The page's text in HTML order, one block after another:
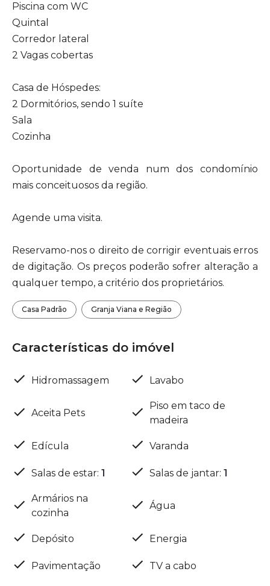
Piscina com WC
Quintal
Corredor lateral
2 Vagas cobertas
Casa de Hóspedes:
2 Dormitórios, sendo 1 suíte
Sala
Cozinha
Oportunidade de venda num dos condomínio
mais conceituosos da região.
Agende uma visita.
Reservamo-nos o direito de corrigir eventuais erros
de digitação. Os preços poderão sofrer alteração a
qualquer tempo, a critério dos proprietários.
Casa Padrão Granja Viana e Região
Características do imóvel
Hidromassagem Lavabo
Aceita Pets
Piso em taco de
madeira
Edícula Varanda
Salas de estar: 1 Salas de jantar: 1
Armários na
cozinha
Água
Depósito Energia
Pavimentação TV a cabo